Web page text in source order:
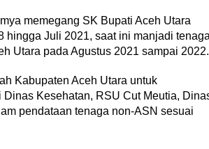
memegang SK Bupati Aceh Utara
hingga Juli 2021, saat ini manjadi
Utara pada Agustus 2021 sampai 2022.
Kabupaten Aceh Utara untuk
Kesehatan, RSU Cut Meutia,
pendataan tenaga non-ASN sesuai